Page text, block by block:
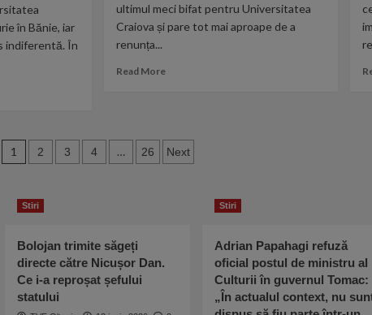
se
întâlni
Trump
Dolj!
120
din
zilnic
o
în Bănie, iar
indiferentă. În
ultimul meci bifat pentru Universitatea
Craiova și pare tot mai aproape de a
renunța...
Read MoreRead
în
lacrimi
Paginație
1 2 3 4 … 26 Next
Stiri
Bolojan trimite săgeți
directe către Nicușor Dan.
Ce i-a reproșat șefului
statului
Stiri
Adrian Papahagi refuză
oficial postul de ministru al
Culturii în guvernul Tomac:
„În actualul context, nu